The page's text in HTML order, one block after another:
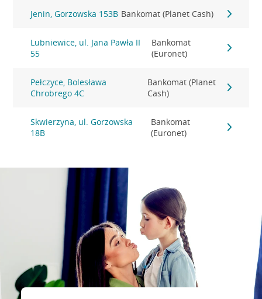
Jenin, Gorzowska 153B Bankomat (Planet Cash)
Lubniewice, ul. Jana Pawła II
55
Bankomat
(Euronet)
Pełczyce, Bolesława
Chrobrego 4C
Bankomat (Planet
Cash)
Skwierzyna, ul. Gorzowska
18B
Bankomat
(Euronet)